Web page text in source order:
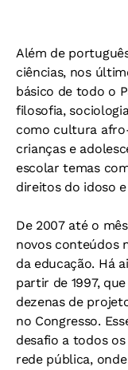
Além de
ciências, nos
básico de todo o
filosofia,
como cultura
crianças e
escolar temas
direitos do idoso
De 2007 até o
novos conteúdos
da educação. Há
partir de 1997,
dezenas de
no Congresso.
desafio a todos
rede pública,